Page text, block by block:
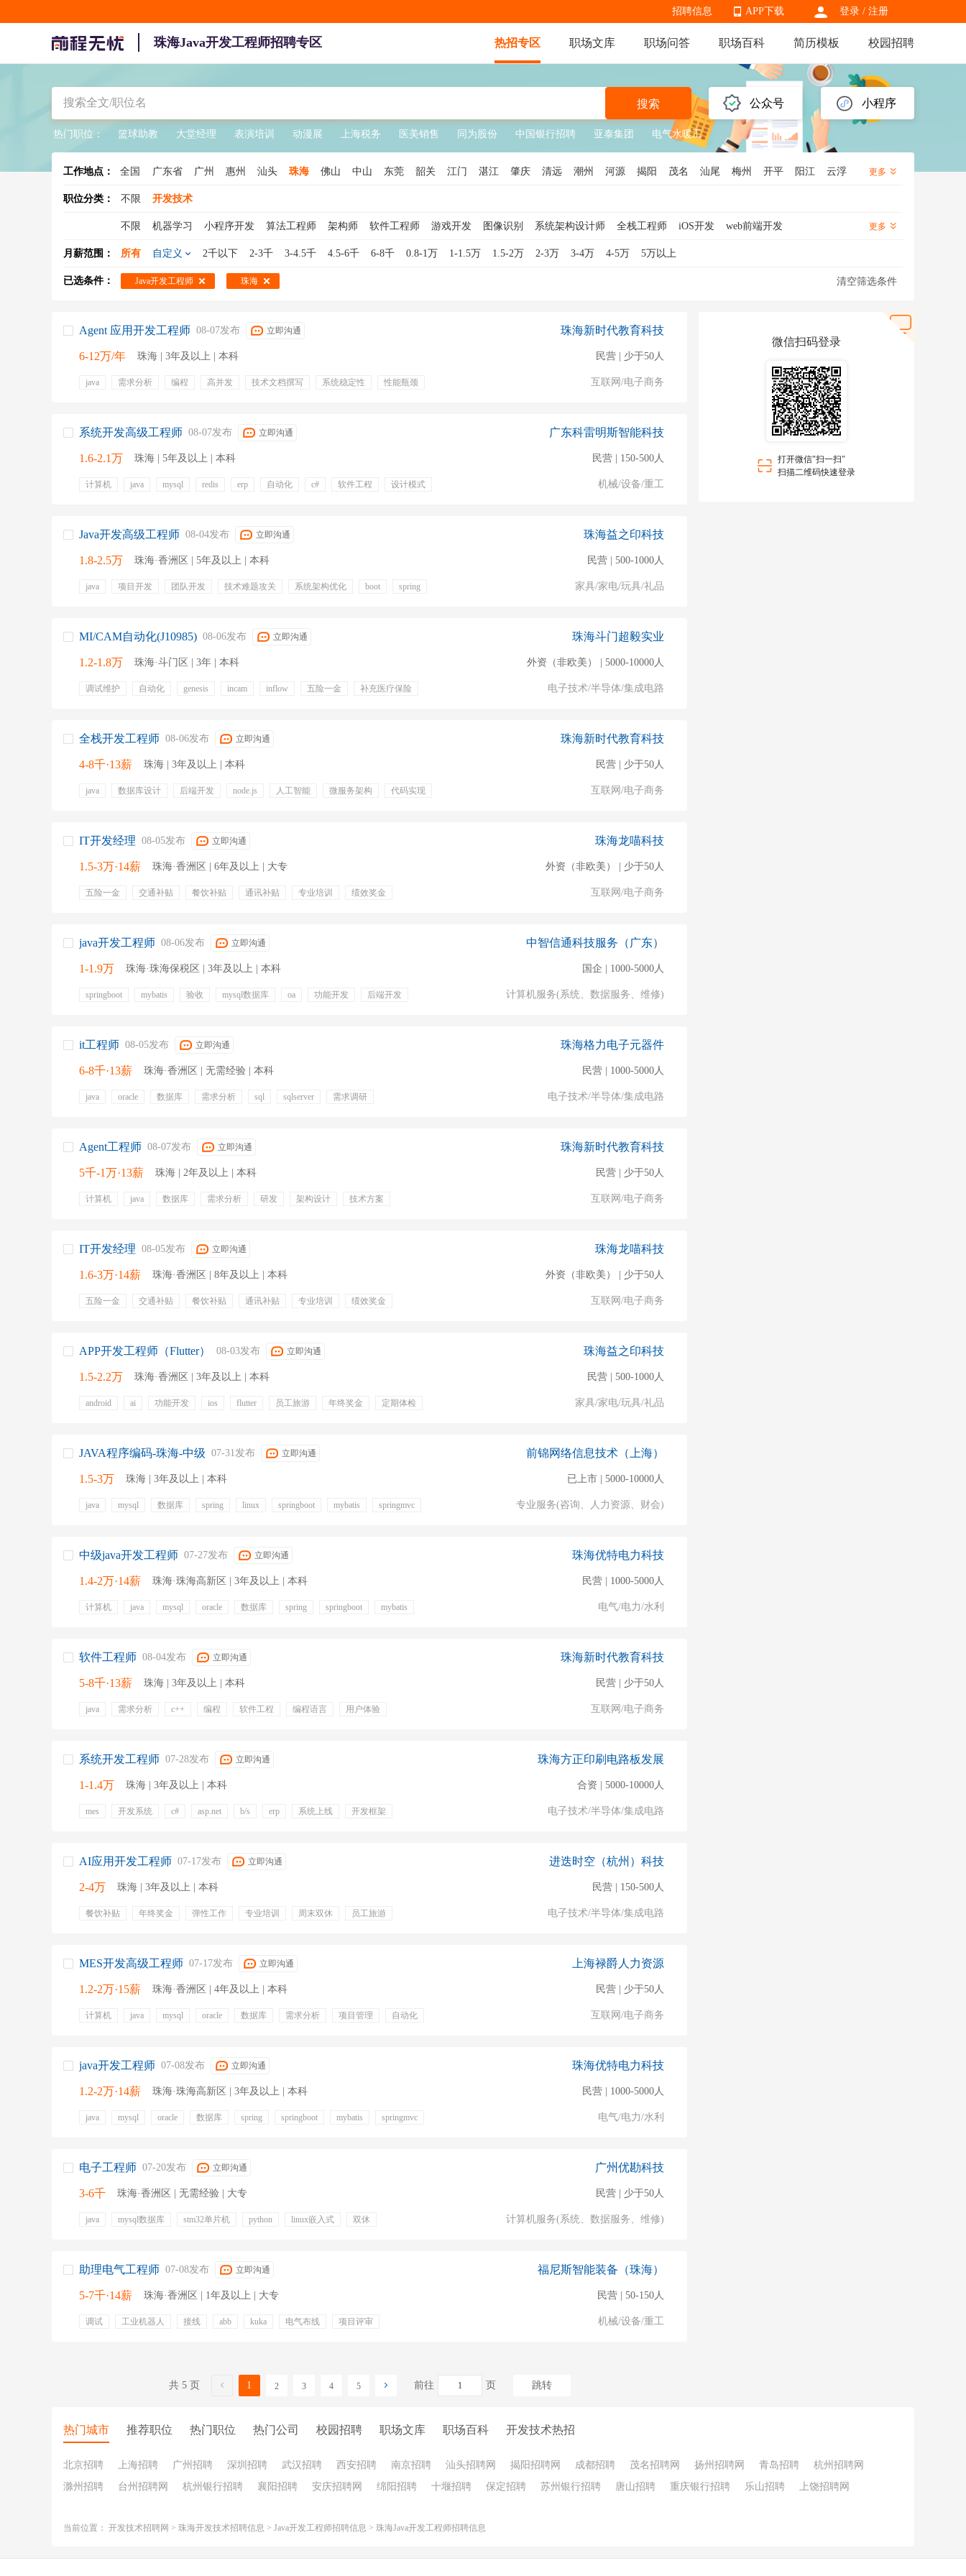
登录 / 注册
APP下载
APP下载
招聘信息
珠海Java开发工程师招聘专区 热招专区 职场文库 职场问答 职场百科 简历模板 校园招聘
公众号 小程序
搜索
热门职位： 篮球助教 大堂经理 表演培训 动漫展 上海税务 医美销售 同为股份 中国银行招聘 亚泰集团 电气水暖工
工作地点： 全国 广东省 广州 惠州 汕头 珠海 佛山 中山 东莞 韶关 江门 湛江 肇庆 清远 潮州 河源 揭阳 茂名 汕尾 梅州 开平 阳江 云浮 更多
职位分类： 不限 开发技术
不限 机器学习 小程序开发 算法工程师 架构师 软件工程师 游戏开发 图像识别 系统架构设计师 全栈工程师 iOS开发
web前端开发
Android开发
技术总监 区块链开发 高级软件工程师 Java开发工程师 大数据开发工程师 技术经理 DSP开发 GIS工程师
更多
月薪范围： 所有 自定义 2千以下 2-3千 3-4.5千 4.5-6千 6-8千 0.8-1万 1-1.5万 1.5-2万 2-3万 3-4万 4-5万 5万以上
已选条件： Java开发工程师 珠海 清空筛选条件
Agent 应用开发工程师 08-07发布 立即沟通
6-12万/年 珠海 | 3年及以上 | 本科
java 需求分析 编程 高并发 技术文档撰写 系统稳定性
性能瓶颈
珠海新时代教育科技
民营 | 少于50人
互联网/电子商务
系统开发高级工程师 08-07发布 立即沟通
1.6-2.1万 珠海 | 5年及以上 | 本科
计算机 java mysql redis erp 自动化 c# 软件工程
设计模式
广东科雷明斯智能科技
民营 | 150-500人
机械/设备/重工
Java开发高级工程师 08-04发布 立即沟通
1.8-2.5万 珠海·香洲区 | 5年及以上 | 本科
java 项目开发 团队开发 技术难题攻关 系统架构优化 boot
spring
珠海益之印科技
民营 | 500-1000人
家具/家电/玩具/礼品
MI/CAM自动化(J10985) 08-06发布 立即沟通
1.2-1.8万 珠海·斗门区 | 3年 | 本科
调试维护 自动化 genesis incam inflow 五险一金
补充医疗保险
珠海斗门超毅实业
外资（非欧美） | 5000-10000人
电子技术/半导体/集成电路
全栈开发工程师 08-06发布 立即沟通
4-8千·13薪 珠海 | 3年及以上 | 本科
java 数据库设计 后端开发 node.js 人工智能 微服务架构
代码实现
珠海新时代教育科技
民营 | 少于50人
互联网/电子商务
IT开发经理 08-05发布 立即沟通
1.5-3万·14薪 珠海·香洲区 | 6年及以上 | 大专
五险一金 交通补贴 餐饮补贴 通讯补贴 专业培训
绩效奖金
珠海龙喵科技
外资（非欧美） | 少于50人
互联网/电子商务
java开发工程师 08-06发布 立即沟通
1-1.9万 珠海·珠海保税区 | 3年及以上 | 本科
springboot mybatis 验收 mysql数据库 oa 功能开发
后端开发
六险一金
中智信通科技服务（广东）
国企 | 1000-5000人
计算机服务(系统、数据服务、维修)
it工程师 08-05发布 立即沟通
6-8千·13薪 珠海·香洲区 | 无需经验 | 本科
java oracle 数据库 需求分析 sql sqlserver
需求调研
珠海格力电子元器件
民营 | 1000-5000人
电子技术/半导体/集成电路
Agent工程师 08-07发布 立即沟通
5千-1万·13薪 珠海 | 2年及以上 | 本科
计算机 java 数据库 需求分析 研发 架构设计
技术方案
珠海新时代教育科技
民营 | 少于50人
互联网/电子商务
IT开发经理 08-05发布 立即沟通
1.6-3万·14薪 珠海·香洲区 | 8年及以上 | 本科
五险一金 交通补贴 餐饮补贴 通讯补贴 专业培训
绩效奖金
珠海龙喵科技
外资（非欧美） | 少于50人
互联网/电子商务
APP开发工程师（Flutter） 08-03发布 立即沟通
1.5-2.2万 珠海·香洲区 | 3年及以上 | 本科
android ai 功能开发 ios flutter 员工旅游 年终奖金
定期体检
珠海益之印科技
民营 | 500-1000人
家具/家电/玩具/礼品
JAVA程序编码-珠海-中级 07-31发布 立即沟通
1.5-3万 珠海 | 3年及以上 | 本科
java mysql 数据库 spring linux springboot mybatis
springmvc
前锦网络信息技术（上海）
已上市 | 5000-10000人
专业服务(咨询、人力资源、财会)
中级java开发工程师 07-27发布 立即沟通
1.4-2万·14薪 珠海·珠海高新区 | 3年及以上 | 本科
计算机 java mysql oracle 数据库 spring springboot
mybatis
珠海优特电力科技
民营 | 1000-5000人
电气/电力/水利
软件工程师 08-04发布 立即沟通
5-8千·13薪 珠海 | 3年及以上 | 本科
java 需求分析 c++ 编程 软件工程 编程语言
用户体验
珠海新时代教育科技
民营 | 少于50人
互联网/电子商务
系统开发工程师 07-28发布 立即沟通
1-1.4万 珠海 | 3年及以上 | 本科
mes 开发系统 c# asp.net b/s erp 系统上线
开发框架
珠海方正印刷电路板发展
合资 | 5000-10000人
电子技术/半导体/集成电路
AI应用开发工程师 07-17发布 立即沟通
2-4万 珠海 | 3年及以上 | 本科
餐饮补贴 年终奖金 弹性工作 专业培训 周末双休
员工旅游
进迭时空（杭州）科技
民营 | 150-500人
电子技术/半导体/集成电路
MES开发高级工程师 07-17发布 立即沟通
1.2-2万·15薪 珠海·香洲区 | 4年及以上 | 本科
计算机 java mysql oracle 数据库 需求分析 项目管理
自动化
上海禄爵人力资源
民营 | 少于50人
互联网/电子商务
java开发工程师 07-08发布 立即沟通
1.2-2万·14薪 珠海·珠海高新区 | 3年及以上 | 本科
java mysql oracle 数据库 spring springboot mybatis
springmvc
珠海优特电力科技
民营 | 1000-5000人
电气/电力/水利
电子工程师 07-20发布 立即沟通
3-6千 珠海·香洲区 | 无需经验 | 大专
java mysql数据库 stm32单片机 python linux嵌入式
双休
广州优勘科技
民营 | 少于50人
计算机服务(系统、数据服务、维修)
助理电气工程师 07-08发布 立即沟通
5-7千·14薪 珠海·香洲区 | 1年及以上 | 大专
调试 工业机器人 接线 abb kuka 电气布线
项目评审
福尼斯智能装备（珠海）
民营 | 50-150人
机械/设备/重工
共 5 页 1 2 3 4 5 前往 页 跳转
微信扫码登录
打开微信"扫一扫"
扫描二维码快速登录
热门城市 推荐职位 热门职位 热门公司 校园招聘 职场文库 职场百科 开发技术热招
北京招聘 上海招聘 广州招聘 深圳招聘 武汉招聘 西安招聘 南京招聘 汕头招聘网 揭阳招聘网 成都招聘 茂名招聘网 扬州招聘网 青岛招聘
杭州招聘网
滁州招聘
台州招聘网 杭州银行招聘 襄阳招聘 安庆招聘网 绵阳招聘 十堰招聘 保定招聘 苏州银行招聘 唐山招聘 重庆银行招聘 乐山招聘 上饶招聘网
当前位置： 开发技术招聘网 > 珠海开发技术招聘信息 > Java开发工程师招聘信息 > 珠海Java开发工程师招聘信息